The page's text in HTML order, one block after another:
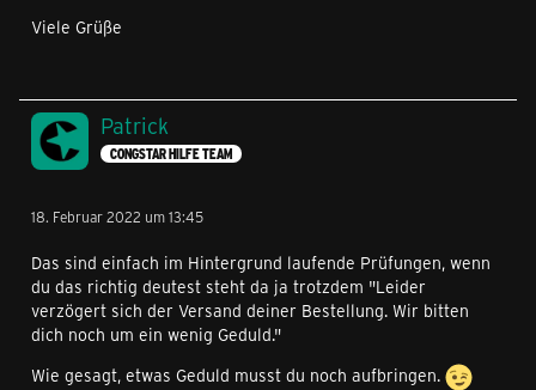
Viele Grüße
Patrick
CONGSTAR HILFE TEAM
18. Februar 2022 um 13:45
Das sind einfach im Hintergrund laufende Prüfungen, wenn
du das richtig deutest steht da ja trotzdem "Leider
verzögert sich der Versand deiner Bestellung. Wir bitten
dich noch um ein wenig Geduld."
Wie gesagt, etwas Geduld musst du noch aufbringen.